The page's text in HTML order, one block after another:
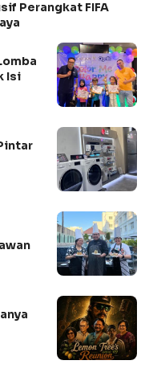
Perangkat FIFA
Isi